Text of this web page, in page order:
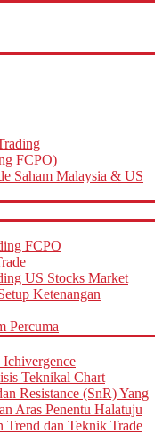
FCPO)
Saham Malaysia & US
FCPO
US Stocks Market
Ketenangan
Percuma
Teknikal Chart
Resistance (SnR) Yang
Aras Penentu Halatuju
Trend dan Teknik Trade